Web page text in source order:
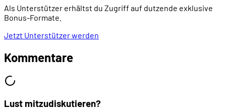
Als Unterstützer erhältst du Zugriff auf dutzende exklusive
Bonus-Formate.
Jetzt Unterstützer werden
Kommentare
Lust mitzudiskutieren?